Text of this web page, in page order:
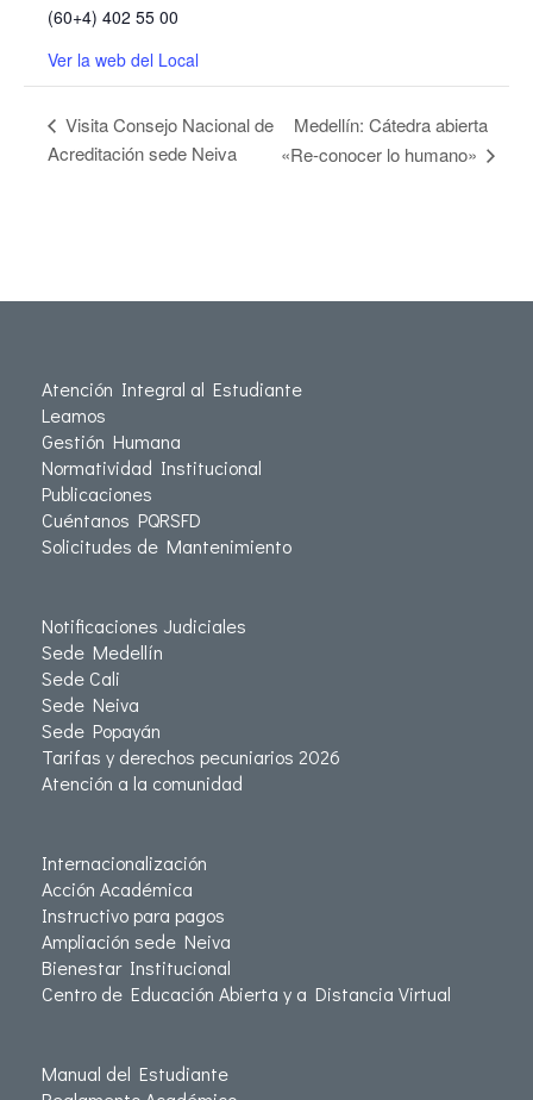
(60+4) 402 55 00
Ver la web del Local
Visita Consejo Nacional de
Acreditación sede Neiva
Medellín: Cátedra abierta
«Re-conocer lo humano»
Atención Integral al Estudiante
Leamos
Gestión Humana
Normatividad Institucional
Publicaciones
Cuéntanos PQRSFD
Solicitudes de Mantenimiento
Notificaciones Judiciales
Sede Medellín
Sede Cali
Sede Neiva
Sede Popayán
Tarifas y derechos pecuniarios 2026
Atención a la comunidad
Internacionalización
Acción Académica
Instructivo para pagos
Ampliación sede Neiva
Bienestar Institucional
Centro de Educación Abierta y a Distancia Virtual
Manual del Estudiante